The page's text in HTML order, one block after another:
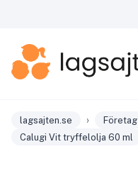
lagsajten.se › Företag
Calugi Vit tryffelolja 60 ml